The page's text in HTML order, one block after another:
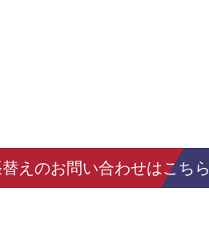
えのお問い合わせはこちら